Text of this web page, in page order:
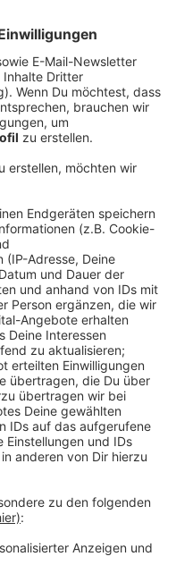
Besatzung der
abgeschnitten.
mysteriöserweise
rütteln
die Nahrungsvorräte
(Iain Glen)
Konflikte innerhalb
Lage wird immer
Video